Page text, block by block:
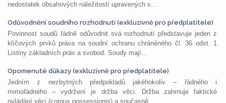
nedostatek obsahových náležitostí upravených v...
Odůvodnění soudního rozhodnutí (exkluzivně pro předplatitele)
Povinnost soudů řádně odůvodnit svá rozhodnutí představuje jeden z
klíčových prvků práva na soudní ochranu chráněného čl. 36 odst. 1
Listiny základních práv a svobod. Soudy mají...
Opomenuté důkazy (exkluzivně pro předplatitele)
Jedním z nezbytných předpokladů jakéhokoliv – řádného i
mimořádného – vydržení je držba věci. Držba zahrnuje faktické
ovládání věci (corpus possessionis) a současně...